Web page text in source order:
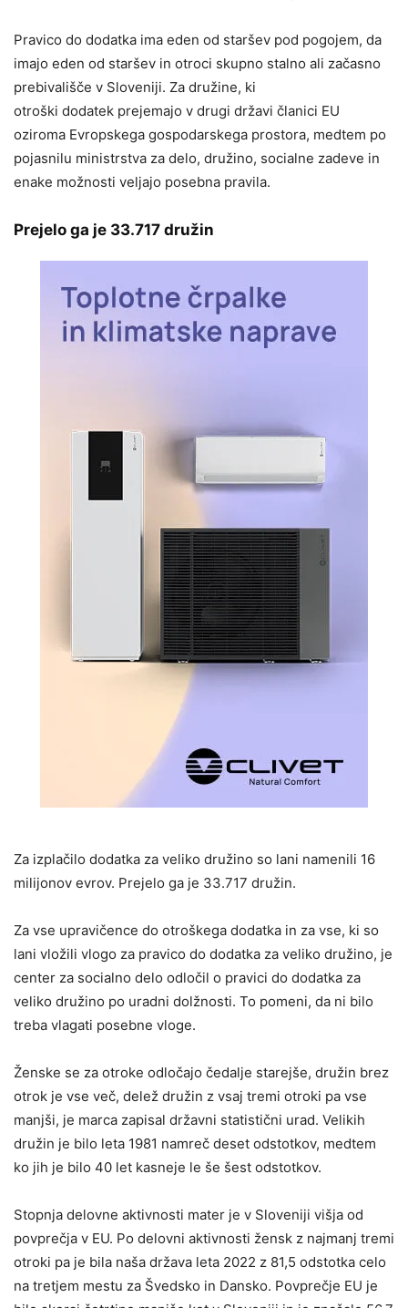
Pravico do dodatka ima eden od staršev pod pogojem, da
imajo eden od staršev in otroci skupno stalno ali začasno
prebivališče v Sloveniji. Za družine, ki
otroški dodatek prejemajo v drugi državi članici EU
oziroma Evropskega gospodarskega prostora, medtem po
pojasnilu ministrstva za delo, družino, socialne zadeve in
enake možnosti veljajo posebna pravila.
Prejelo ga je 33.717 družin
Za izplačilo dodatka za veliko družino so lani namenili 16
milijonov evrov. Prejelo ga je 33.717 družin.
Za vse upravičence do otroškega dodatka in za vse, ki so
lani vložili vlogo za pravico do dodatka za veliko družino, je
center za socialno delo odločil o pravici do dodatka za
veliko družino po uradni dolžnosti. To pomeni, da ni bilo
treba vlagati posebne vloge.
Ženske se za otroke odločajo čedalje starejše, družin brez
otrok je vse več, delež družin z vsaj tremi otroki pa vse
manjši, je marca zapisal državni statistični urad. Velikih
družin je bilo leta 1981 namreč deset odstotkov, medtem
ko jih je bilo 40 let kasneje le še šest odstotkov.
Stopnja delovne aktivnosti mater je v Sloveniji višja od
povprečja v EU. Po delovni aktivnosti žensk z najmanj tremi
otroki pa je bila naša država leta 2022 z 81,5 odstotka celo
na tretjem mestu za Švedsko in Dansko. Povprečje EU je